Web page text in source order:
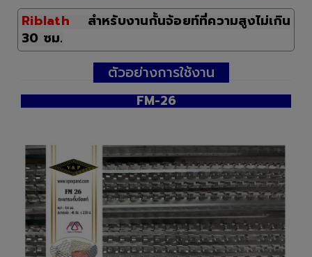
Riblath
สำหรับงานกั้นจ้อยท์ที่ความสูงไม่เกิน
30 ซม.
ตัวอย่างการใช้งาน
FM-26